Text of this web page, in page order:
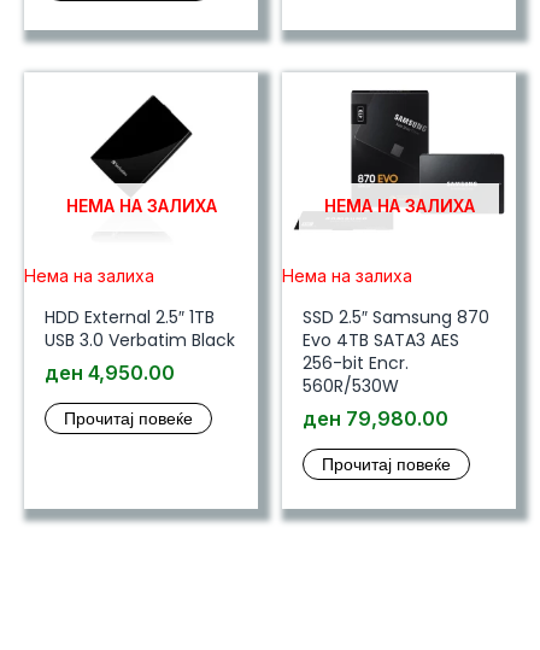
НЕМА НА ЗАЛИХА
Нема на залиха
HDD External 2.5″ 1TB
USB 3.0 Verbatim Black
ден 4,950.00
Прочитај повеќе
НЕМА НА ЗАЛИХА
Нема на залиха
SSD 2.5″ Samsung 870
Evo 4TB SATA3 AES
256-bit Encr.
560R/530W
ден 79,980.00
Прочитај повеќе